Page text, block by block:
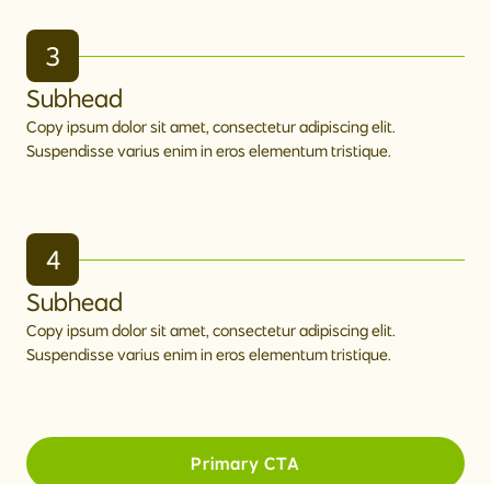
3
Subhead
Copy ipsum dolor sit amet, consectetur adipiscing elit.
Suspendisse varius enim in eros elementum tristique.
4
Subhead
Copy ipsum dolor sit amet, consectetur adipiscing elit.
Suspendisse varius enim in eros elementum tristique.
Primary CTA